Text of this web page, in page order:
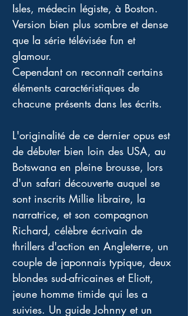
Isles, médecin légiste, à Boston.
Version bien plus sombre et dense
que la série télévisée fun et
glamour.
Cependant on reconnaît certains
éléments caractéristiques de
chacune présents dans les écrits.
L'originalité de ce dernier opus est
de débuter bien loin des USA, au
Botswana en pleine brousse, lors
d'un safari découverte auquel se
sont inscrits Millie libraire, la
narratrice, et son compagnon
Richard, célèbre écrivain de
thrillers d'action en Angleterre, un
couple de japonnais typique, deux
blondes sud-africaines et Eliott,
jeune homme timide qui les a
suivies. Un guide Johnny et un